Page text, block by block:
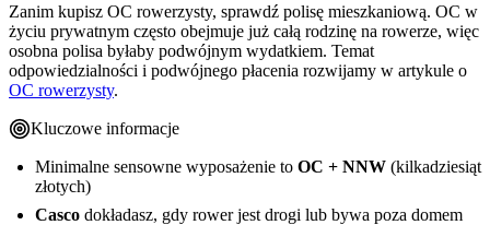
Zanim kupisz OC rowerzysty, sprawdź polisę mieszkaniową. OC w
życiu prywatnym często obejmuje już całą rodzinę na rowerze, więc
osobna polisa byłaby podwójnym wydatkiem. Temat
odpowiedzialności i podwójnego płacenia rozwijamy w artykule o
OC rowerzysty.
Kluczowe informacje
Minimalne sensowne wyposażenie to OC + NNW (kilkadziesiąt
złotych)
Casco dokładasz, gdy rower jest drogi lub bywa poza domem